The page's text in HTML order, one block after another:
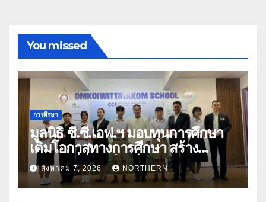
You missed
การศึกษา
มูลนิธิ ซี.ซี.เอฟ.ฯ มอบทุนการศึกษา
เติมโอกาสทางการศึกษา สร้าง
อนาคตที่มั่นคงให้เด็กและเยาวชน
ด้อยโอกาส
สิงหาคม 7, 2026 NORTHERN